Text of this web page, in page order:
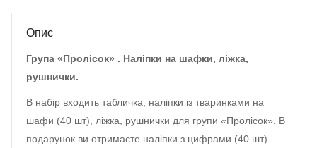
Опис
Група «Пролісок» . Наліпки на шафки, ліжка,
рушнички.
В набір входить табличка, наліпки із тваринками на
шафи (40 шт), ліжка, рушнички для групи «Пролісок». В
подарунок ви отримаєте наліпки з цифрами (40 шт).